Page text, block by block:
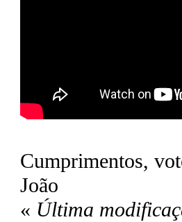
Cumprimentos,
João
« Última